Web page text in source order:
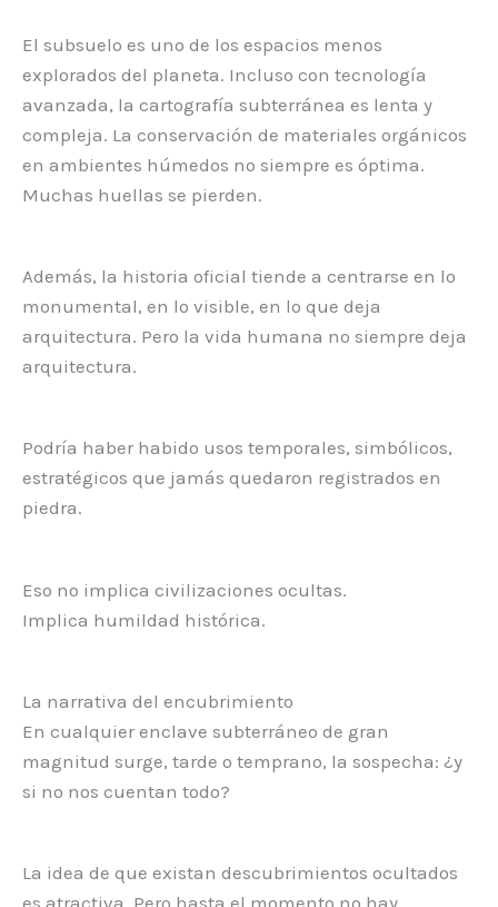
El subsuelo es uno de los espacios menos
explorados del planeta. Incluso con tecnología
avanzada, la cartografía subterránea es lenta y
compleja. La conservación de materiales orgánicos
en ambientes húmedos no siempre es óptima.
Muchas huellas se pierden.
Además, la historia oficial tiende a centrarse en lo
monumental, en lo visible, en lo que deja
arquitectura. Pero la vida humana no siempre deja
arquitectura.
Podría haber habido usos temporales, simbólicos,
estratégicos que jamás quedaron registrados en
piedra.
Eso no implica civilizaciones ocultas.
Implica humildad histórica.
La narrativa del encubrimiento
En cualquier enclave subterráneo de gran
magnitud surge, tarde o temprano, la sospecha: ¿y
si no nos cuentan todo?
La idea de que existan descubrimientos ocultados